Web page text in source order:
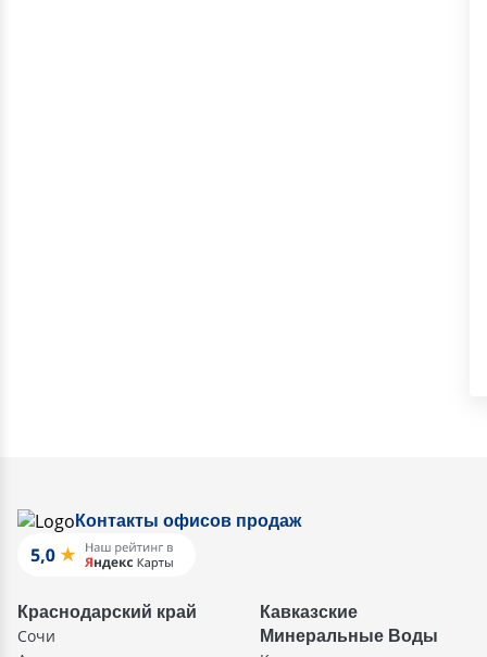
Контакты офисов продаж
Краснодарский край
Сочи
Кавказские
Минеральные Воды